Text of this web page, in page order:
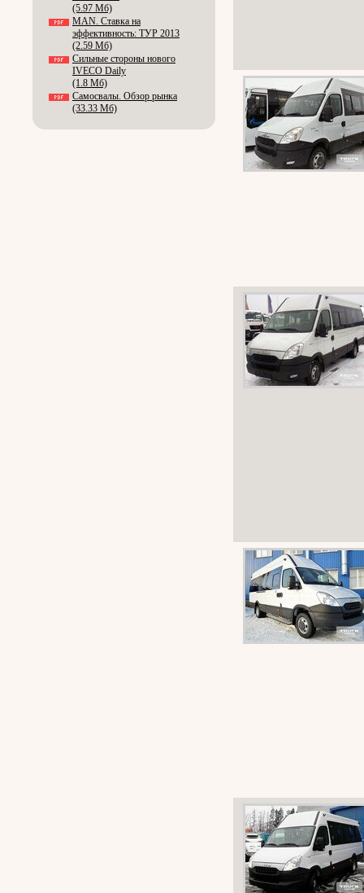
(5.97 Мб)
MAN. Ставка на
эффективность: ТУР 2013
(2.59 Мб)
Сильные стороны нового
IVECO Daily
(1.8 Мб)
Самосвалы. Обзор рынка
(33.33 Мб)